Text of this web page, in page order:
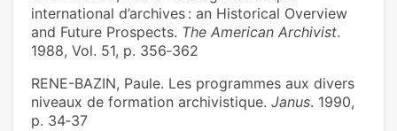
international d’archives : an Historical Overview
and Future Prospects. The American Archivist.
1988, Vol. 51, p. 356‑362
RENE-BAZIN, Paule. Les programmes aux divers
niveaux de formation archivistique. Janus. 1990,
p. 34‑37